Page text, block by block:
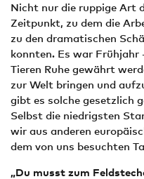
Nicht nur die ruppige Art
Zeitpunkt, zu dem die
zu den dramatischen
konnten. Es war Frühjahr
Tieren Ruhe gewährt
zur Welt bringen und
gibt es solche gesetzlich
Selbst die niedrigsten
wir aus anderen
dem von uns besuchten
„Du musst zum